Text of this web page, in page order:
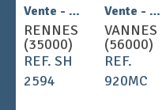
Vente - Maison 6 pièces 120 m
RENNES
(35000)
REF. SH
2594
Vente - Maison 6 pièces 145 m
VANNES
(56000)
REF.
920MC